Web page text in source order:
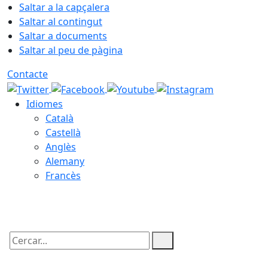
Saltar a la capçalera
Saltar al contingut
Saltar a documents
Saltar al peu de pàgina
Contacte
Idiomes
Català
Castellà
Anglès
Alemany
Francès
Cercar: